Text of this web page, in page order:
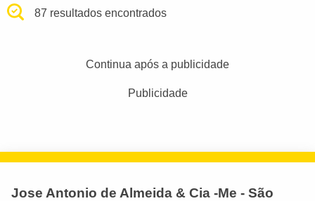
87 resultados encontrados
Continua após a publicidade
Publicidade
Jose Antonio de Almeida & Cia -Me - São